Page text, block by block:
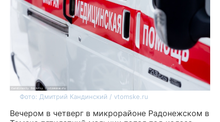
Фото: Дмитрий Кандинский / vtomske.ru
Вечером в четверг в микрорайоне Радонежском в